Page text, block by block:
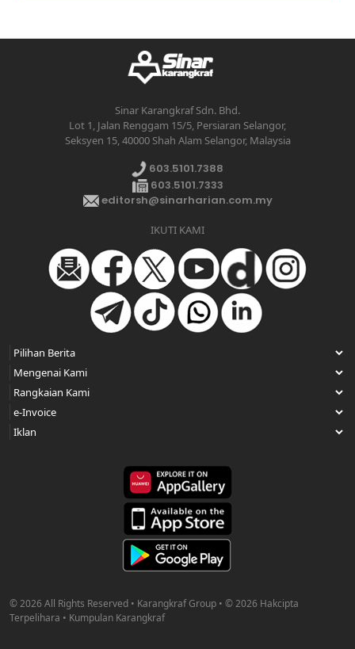
Sinar Karangkraf Sdn. Bhd.
Lot 1, Jalan Renggam 15/5, Persiaran Selangor,
Seksyen 15, 40000 Shah Alam Selangor, Malaysia
603.5101.7388
603.5101.7333
editorsh@sinarharian.com.my
IKUTI KAMI
© 2026 All Rights Reserved • Karangkraf Group • © 2026 Hakcipta
Terpelihara • Kumpulan Karangkraf